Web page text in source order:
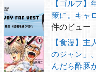
【ゴルフ
策に。キャ
件のビュー
【食漫】
のジャン」
んだら酢豚